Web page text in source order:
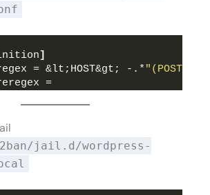
]
= &lt;HOST&gt; -.*
=
jail.d/wordpress-